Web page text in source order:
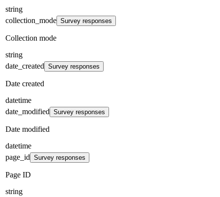
string
collection_mode Survey responses
Collection mode
string
date_created Survey responses
Date created
datetime
date_modified Survey responses
Date modified
datetime
page_id Survey responses
Page ID
string